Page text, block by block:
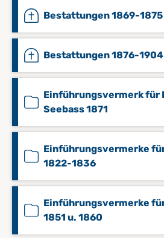
Bestattungen 1869-1875
Bestattungen 1876-1904
Einführungsvermerk für
Seebass 1871
Einführungsvermerke
1822-1836
Einführungsvermerke
1851 u. 1860